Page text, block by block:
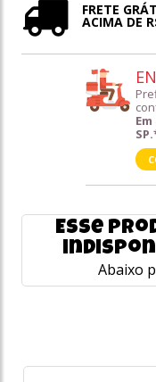
FRETE
ACIMA DE
Esse
Abaixo